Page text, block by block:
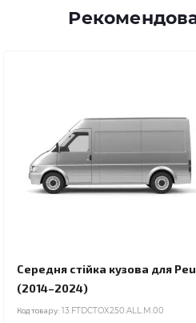
Середня стійка кузова для
(2014–2024)
Код товару: 13.FTDCTOX250.ALL.M.00